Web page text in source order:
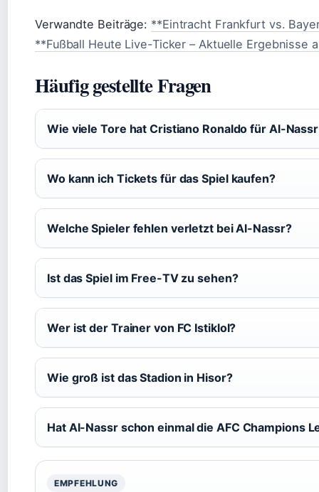
Verwandte Beiträge: **Eintracht Frankfurt vs.
**Fußball Heute Live-Ticker – Aktuelle Ergebnisse
Häufig gestellte Fragen
Wie viele Tore hat Cristiano Ronaldo für Al-
Wo kann ich Tickets für das Spiel kaufen?
Welche Spieler fehlen verletzt bei Al-Nassr?
Ist das Spiel im Free-TV zu sehen?
Wer ist der Trainer von FC Istiklol?
Wie groß ist das Stadion in Hisor?
Hat Al-Nassr schon einmal die AFC Champions
EMPFEHLUNG